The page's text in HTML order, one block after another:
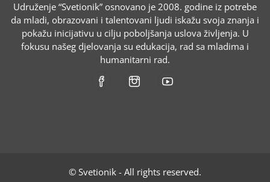
Udruženje “Svetionik” osnovano je 2008. godine iz potrebe
da mladi, obrazovani i talentovani ljudi iskažu svoja znanja i
pokažu inicijativu u cilju poboljšanja uslova življenja. U
fokusu našeg djelovanja su edukacija, rad sa mladima i
humanitarni rad.
© Svetionik - All rights reserved.